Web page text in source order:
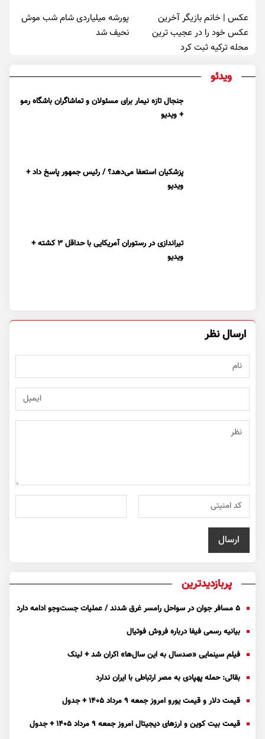
عکس | خانم بازیگر آخرین
عکس خود را در عجیب ترین
محله ترکیه ثبت کرد
پورشه میلیاردی شام شب موش‌
نحیف شد
ویدئو
جنجال تازه نیمار برای مسئولان و تماشاگران باشگاه رمو
+ ویدیو
پزشکیان استعفا می‌دهد؟ / رئیس جمهور پاسخ داد +
ویدیو
تیراندازی در رستوران آمریکایی با حداقل ۳ کشته +
ویدیو
ارسال نظر
پربازدیدترین
۵ مسافر جوان در سواحل رامسر غرق شدند / عملیات جست‌و‌جو ادامه دارد
بیانیه رسمی فیفا درباره فروش فوتیال
فیلم سینمایی «صدسال به این سال‌ها» اکران شد + لینک
بقائی: حمله پهپادی به مصر ارتباطی با ایران ندارد
قیمت دلار و قیمت یورو امروز جمعه ۹ مرداد ۱۴۰۵ + جدول
قیمت بیت کوین و ارز‌های دیجیتال امروز جمعه ۹ مرداد ۱۴۰۵ + جدول